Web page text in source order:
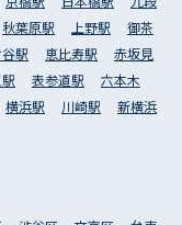
秋葉原駅 上野駅
御茶
駅 恵比寿駅
赤坂見
表参道駅
六本木
横浜駅 川崎駅
新横浜